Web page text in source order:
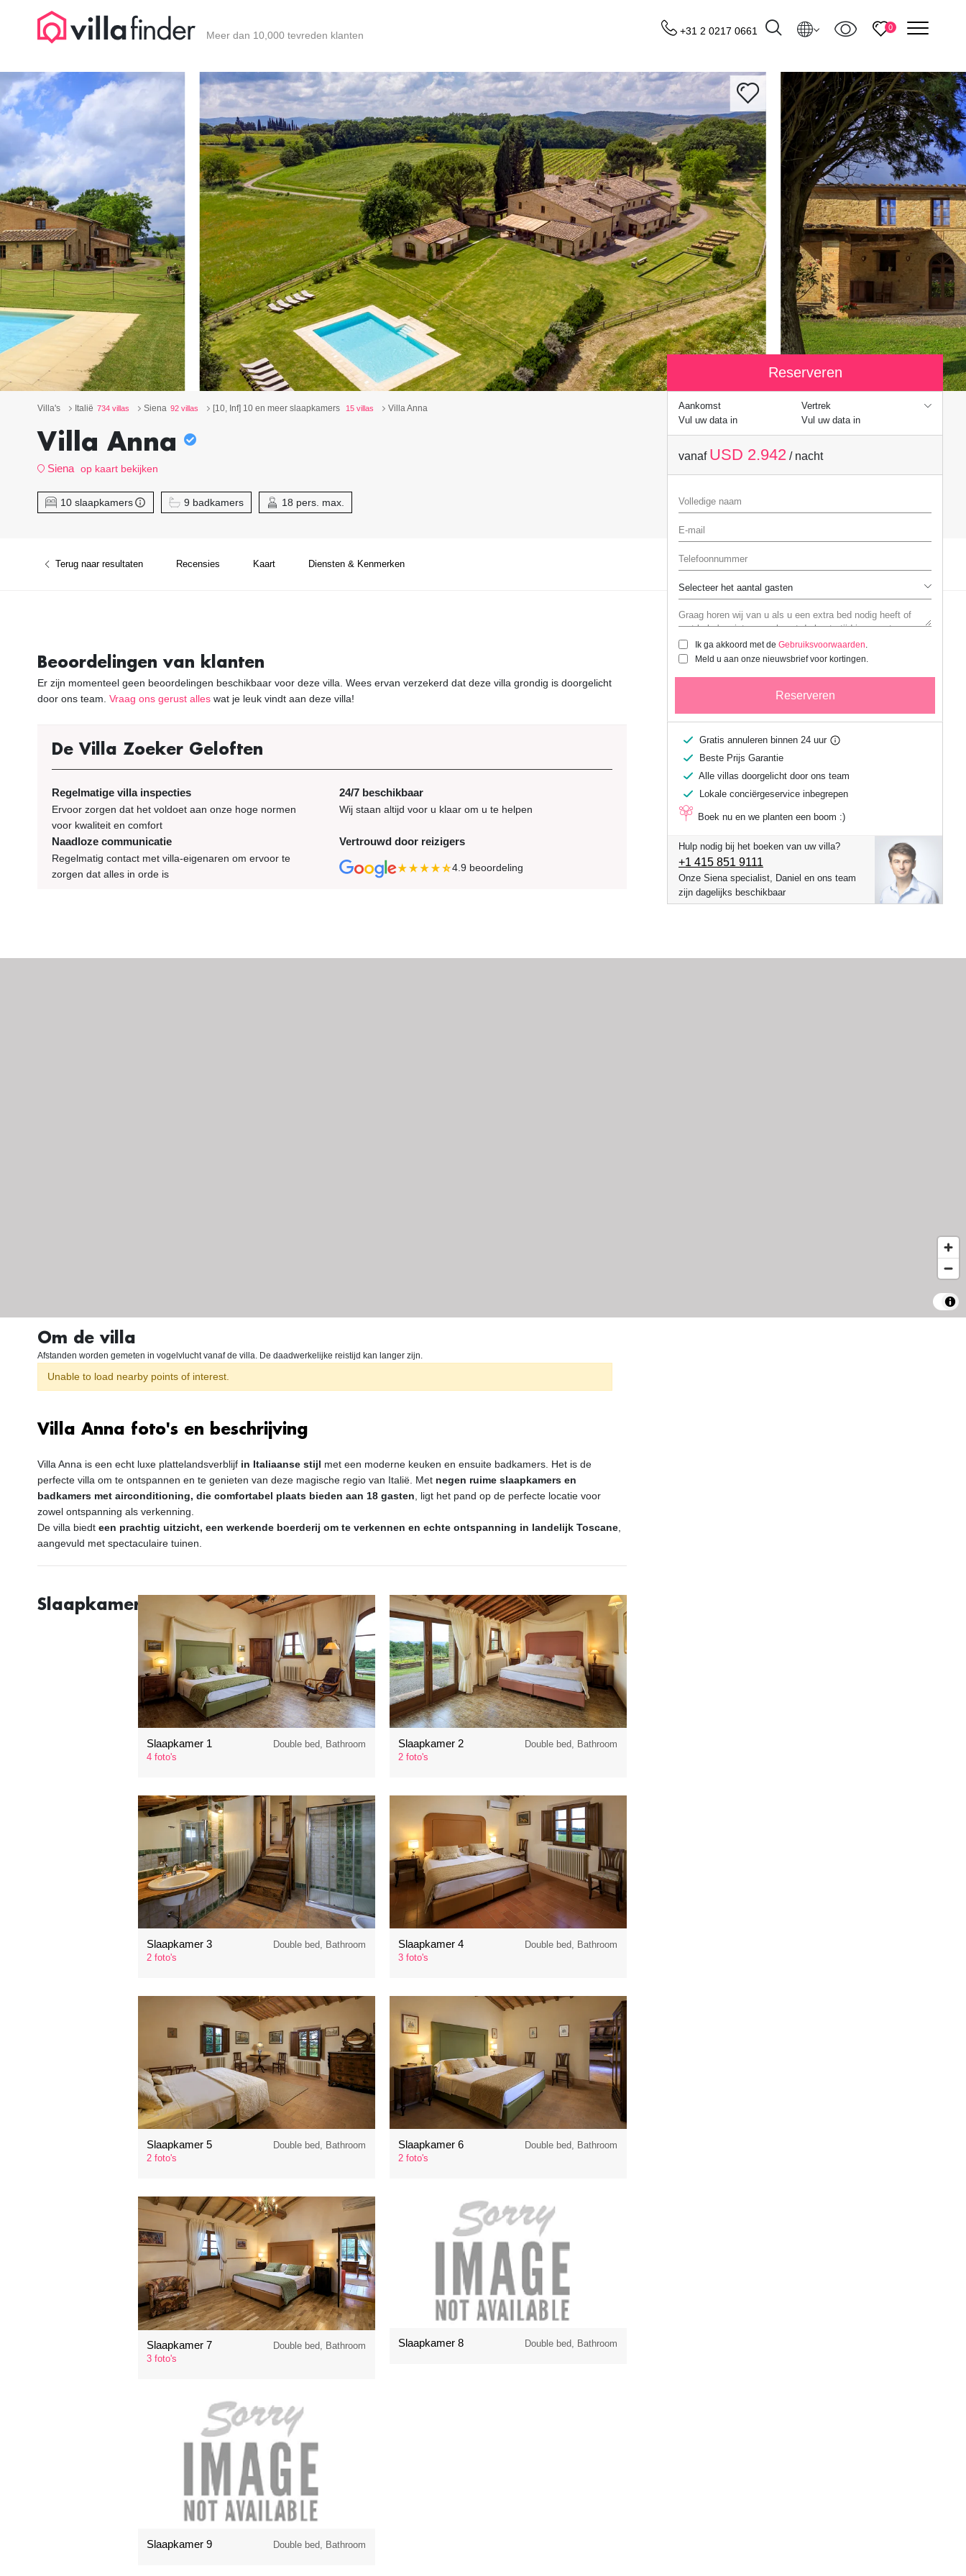
Meer dan 10,000 tevreden klanten +31 2 0217 0661 Bestemmingen
0 menu
Reserveren
Aankomst
Vul uw data in
Vertrek
Vul uw data in
vanaf USD 2.942 / nacht
Ik ga akkoord met de Gebruiksvoorwaarden
Meld u aan onze nieuwsbrief voor kortingen.
Reserveren
Gratis annuleren binnen 24 uur
Beste Prijs Garantie
Alle villas doorgelicht door ons team
Lokale conciërgeservice inbegrepen
Boek nu en we planten een boom :)
Hulp nodig bij het boeken van uw villa?
+1 ​415 851 9111
Onze Siena specialist, Daniel en ons team
zijn dagelijks beschikbaar
Villa's Italië 734 villas Siena 92 villas [10, Inf] 10 en meer slaapkamers 15 villas Villa Anna
Villa Anna
Siena op kaart bekijken
10 slaapkamers 9 badkamers 18 pers. max.
Terug naar resultaten Recensies Kaart Diensten & Kenmerken
Beoordelingen van klanten
Er zijn momenteel geen beoordelingen beschikbaar voor deze villa. Wees ervan verzekerd dat deze villa grondig is doorgelicht
door ons team. Vraag ons gerust alles wat je leuk vindt aan deze villa!
De Villa Zoeker Geloften
Regelmatige villa inspecties
Ervoor zorgen dat het voldoet aan onze hoge normen
voor kwaliteit en comfort
24/7 beschikbaar
Wij staan altijd voor u klaar om u te helpen
Naadloze communicatie
Regelmatig contact met villa-eigenaren om ervoor te
zorgen dat alles in orde is
Vertrouwd door reizigers
4.9 beoordeling
Om de villa
Afstanden worden gemeten in vogelvlucht vanaf de villa. De daadwerkelijke reistijd kan langer zijn.
Unable to load nearby points of interest.
Villa Anna foto's en beschrijving
Villa Anna is een echt luxe plattelandsverblijf in Italiaanse stijl met een moderne keuken en ensuite badkamers. Het is de
perfecte villa om te ontspannen en te genieten van deze magische regio van Italië. Met negen ruime slaapkamers en
badkamers met airconditioning, die comfortabel plaats bieden aan 18 gasten , ligt het pand op de perfecte locatie voor
zowel ontspanning als verkenning.
De villa biedt een prachtig uitzicht, een werkende boerderij om te verkennen en echte ontspanning in landelijk Toscane
aangevuld met spectaculaire tuinen.
Slaapkamers
Slaapkamer 1
4 foto's
Double bed, Bathroom Slaapkamer 2
2 foto's
Double bed, Bathroom
Slaapkamer 3
2 foto's
Double bed, Bathroom Slaapkamer 4
3 foto's
Double bed, Bathroom
Slaapkamer 5
2 foto's
Double bed, Bathroom Slaapkamer 6
2 foto's
Double bed, Bathroom
Slaapkamer 7
3 foto's
Double bed, Bathroom Slaapkamer 8 Double bed, Bathroom
Slaapkamer 9 Double bed, Bathroom